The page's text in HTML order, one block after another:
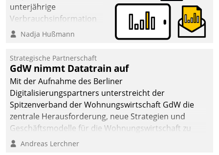
Dienstleisterauftrag.
unterjährige
Verbrauchsinformation
schnell, zuverlässig und
Die monatlichen
Mitteilungen zum
Heizungs- und
Wasserverbrauch gehen
automatisiert, vollständig
und auf Wunsch über
mehrere zuvor
Kommunikationswege bei
Nadja Hußmann
Strategische Partnerschaft
GdW nimmt Datatrain auf
Mit der Aufnahme des Berliner
Digitalisierungspartners unterstreicht der
Spitzenverband der Wohnungswirtschaft GdW die
zentrale Herausforderung, neue Strategien und
Geschäftsmodelle für die Wohnungswirtschaft zu
entwickeln.
Andreas Lerchner